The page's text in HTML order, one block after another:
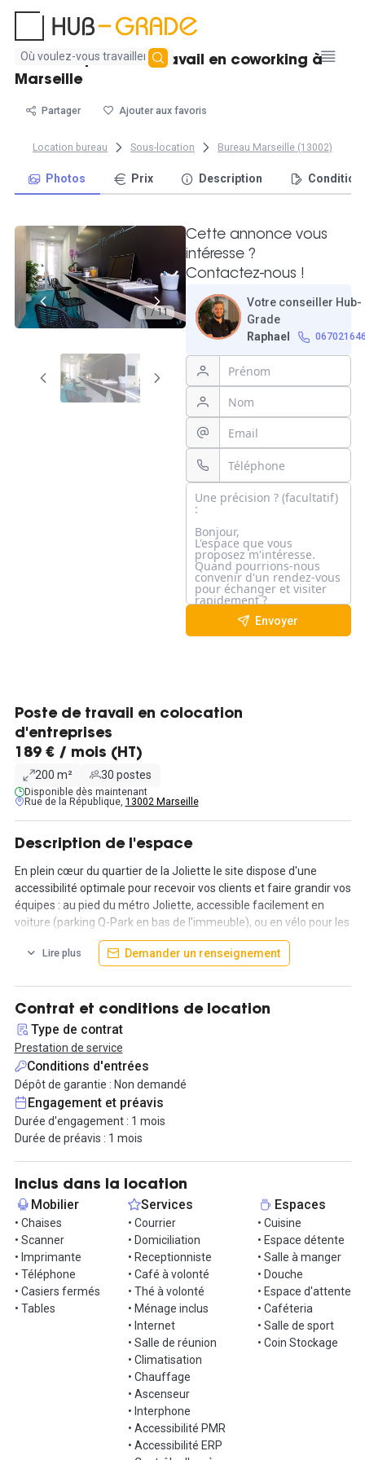
Aucun
résultat
Location poste de travail en coworking à
Marseille
Partager Ajouter aux favoris
Location bureau Sous-location Bureau Marseille (13002)
Photos Prix Description
1 / 11
Cette annonce vous
intéresse ?
Contactez-nous !
Votre conseiller Hub-
Grade
Raphael
Envoyer
Poste de travail en colocation
d'entreprises
189 € / mois (HT)
200 m² 30 postes
Disponible dès maintenant
Rue de la République, 13002 Marseille
Description de l'espace
En plein cœur du quartier de la Joliette le site dispose d'une
accessibilité optimale pour recevoir vos clients et faire grandir vos
équipes : au pied du métro Joliette, accessible facilement en
voiture (parking Q-Park en bas de l'immeuble), ou en vélo pour les
plus sportifs. Vous trouverez tous les commerces et restaurants
à proximité immédiate : pharmacie, restauration rapide (Burger
supérettes...
Nous proposons dans notre centre d'affaires moderne et
chaleureux des postes de travail nomades à partir de 189€ HT /
mois.
Le loyer inclut tous les services nécessaires au bon
développement de votre activité : connexion internet sécurisée
par la fibre, café et thé à volonté, ménage, un accès à deux salles
de réunion en libre service, mise à disposition du mobilier, copieur,
accueil de vos clients, 1 ligne téléphonique pro incluant appels
locaux et internationaux, 60 copies / personne / mois,Accès
illimité à 1 salle de réunion pour 3/4 personnes.
Accès 24/7.
Vous travaillez grâce à cette offre sur mesure, on s'occupe du
reste !
D'autres surfaces de postes sont disponibles suivant vos besoins,
vous pouvez agrandir votre espace de travail ou le diminuer
quand vous le souhaitez.
Intéressés ? Contactez-nous vite et organisons une visite !
Informations complémentaires sur cet espace de
Lire plus Demander un renseignement
Contrat et conditions de location
Type de contrat
Prestation de service
Conditions d'entrées
Dépôt de garantie : Non demandé
Engagement et préavis
Durée d'engagement : 1 mois
Durée de préavis : 1 mois
Inclus dans la location
Mobilier
• Chaises
• Scanner
• Imprimante
• Téléphone
• Casiers fermés
• Tables
Services
• Courrier
• Domiciliation
• Receptionniste
• Café à volonté
• Thé à volonté
• Ménage inclus
• Internet
• Salle de réunion
• Climatisation
• Chauffage
• Ascenseur
• Interphone
• Accessibilité PMR
• Accessibilité ERP
Espaces
• Cuisine
• Espace détente
• Salle à manger
• Douche
• Espace d'attente
• Caféteria
• Salle de sport
• Coin Stockage